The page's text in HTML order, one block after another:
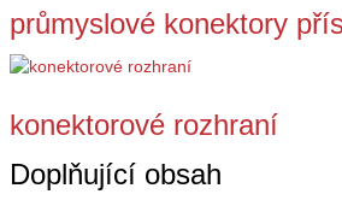
průmyslové konektory
konektorové rozhraní
Doplňující obsah